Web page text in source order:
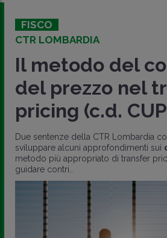
FISCO
CTR LOMBARDIA
Il metodo del
del prezzo nel
pricing (c.d.
Due sentenze della CTR Lombardia
sviluppare alcuni approfondimenti sui
metodo più appropriato di transfer
guidare contri..